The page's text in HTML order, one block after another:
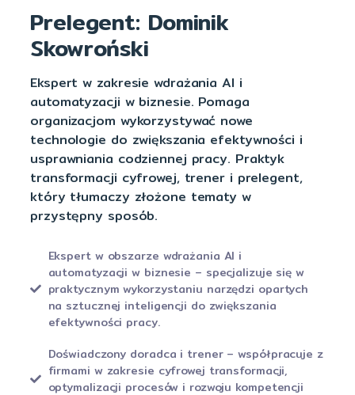
Prelegent: Dominik
Skowroński
Ekspert w zakresie wdrażania AI i
automatyzacji w biznesie. Pomaga
organizacjom wykorzystywać nowe
technologie do zwiększania efektywności i
usprawniania codziennej pracy. Praktyk
transformacji cyfrowej, trener i prelegent,
który tłumaczy złożone tematy w
przystępny sposób.
Ekspert w obszarze wdrażania AI i
automatyzacji w biznesie – specjalizuje się w
praktycznym wykorzystaniu narzędzi opartych
na sztucznej inteligencji do zwiększania
efektywności pracy.
Doświadczony doradca i trener – współpracuje z
firmami w zakresie cyfrowej transformacji,
optymalizacji procesów i rozwoju kompetencji